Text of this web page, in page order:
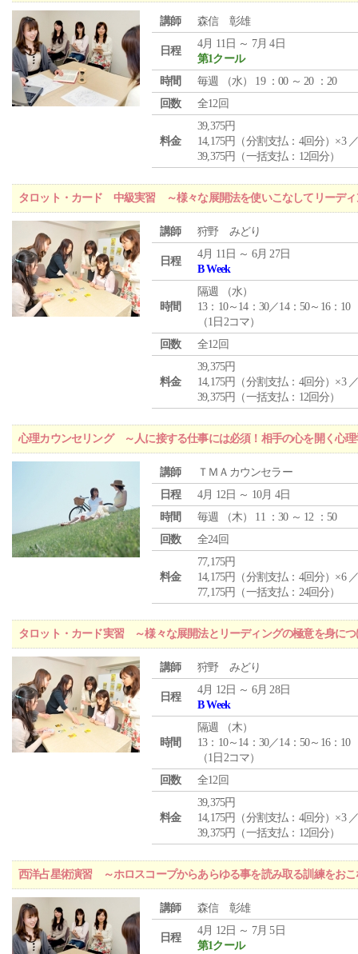
講師 森信 彰雄
日程
4月 11日 ～ 7月 4日
第1クール
時間
毎週 （水） 19 ：00 ～ 20 ：20
回数
全12回
料金
39,375円
14,175円（分割支払：4回分）×3
39,375円（一括支払：12回分）
タロット・カード 中級実習 ～様々な展開法を使いこなしてリーディ
講師 狩野 みどり
日程
4月 11日 ～ 6月 27日
B Week
時間
隔週 （水）
13：10～14：30／14：50～16：10
（1日2コマ）
回数
全12回
料金
39,375円
14,175円（分割支払：4回分）×3
39,375円（一括支払：12回分）
心理カウンセリング ～人に接する仕事には必須！相手の心を開く心理
講師
ＴＭＡカウンセラー
日程
4月 12日 ～ 10月 4日
時間
毎週 （木） 11 ：30 ～ 12 ：50
回数
全24回
料金
77,175円
14,175円（分割支払：4回分）×6
77,175円（一括支払：24回分）
タロット・カード実習 ～様々な展開法とリーディングの極意を身につ
講師 狩野 みどり
日程
4月 12日 ～ 6月 28日
B Week
時間
隔週 （木）
13：10～14：30／14：50～16：10
（1日2コマ）
回数
全12回
料金
39,375円
14,175円（分割支払：4回分）×3
39,375円（一括支払：12回分）
西洋占星術演習 ～ホロスコープからあらゆる事を読み取る訓練をおこ
講師 森信 彰雄
日程
4月 12日 ～ 7月 5日
第1クール